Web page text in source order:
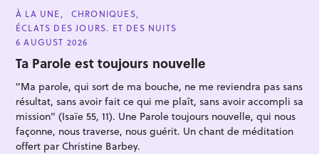
C
A
T
E
G
O
R
E
À LA UNE
CHRONIQUES
ÉCLATS DES JOURS. ET DES NUITS
6 AUGUST 2026
Ta Parole est toujours nouvelle
"Ma parole, qui sort de ma bouche, ne me reviendra pas sans
résultat, sans avoir fait ce qui me plaît, sans avoir accompli sa
mission" (Isaïe 55, 11). Une Parole toujours nouvelle, qui nous
façonne, nous traverse, nous guérit. Un chant de méditation
offert par Christine Barbey.